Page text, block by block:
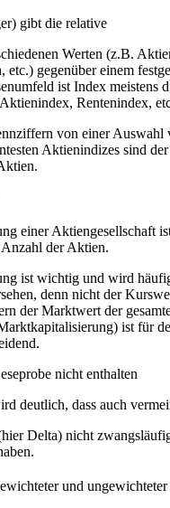
gibt die relative
Werten (z.B.
etc.) gegenüber einem
ist Index meistens
Rentenindex,
von einer Auswahl
Aktienindizes sind
einer Aktiengesellschaft
der Aktien.
ist wichtig und wird
denn nicht der
der Marktwert der
ist für
nicht enthalten
deutlich, dass auch
Delta) nicht
und